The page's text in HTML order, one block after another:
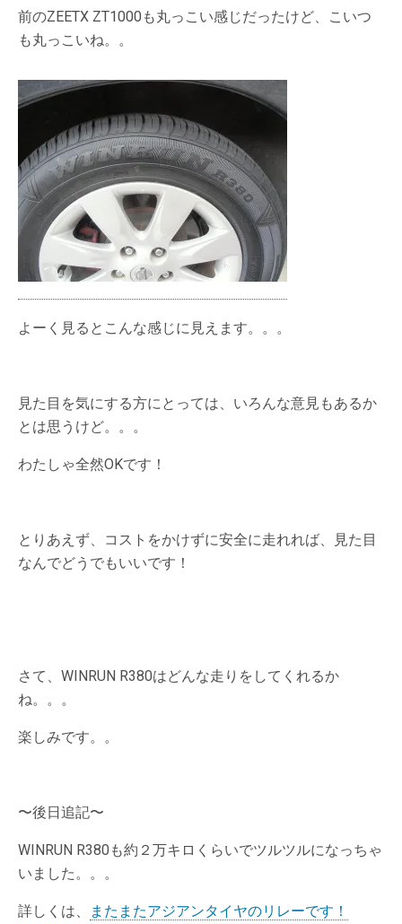
前のZEETX ZT1000も丸っこい感じだったけど、こいつ
も丸っこいね。。
よーく見るとこんな感じに見えます。。。
見た目を気にする方にとっては、いろんな意見もあるか
とは思うけど。。。
わたしゃ全然OKです！
とりあえず、コストをかけずに安全に走れれば、見た目
なんでどうでもいいです！
さて、WINRUN R380はどんな走りをしてくれるか
ね。。。
楽しみです。。
〜後日追記〜
WINRUN R380も約２万キロくらいでツルツルになっちゃ
いました。。。
詳しくは、
またまたアジアンタイヤのリレーです！